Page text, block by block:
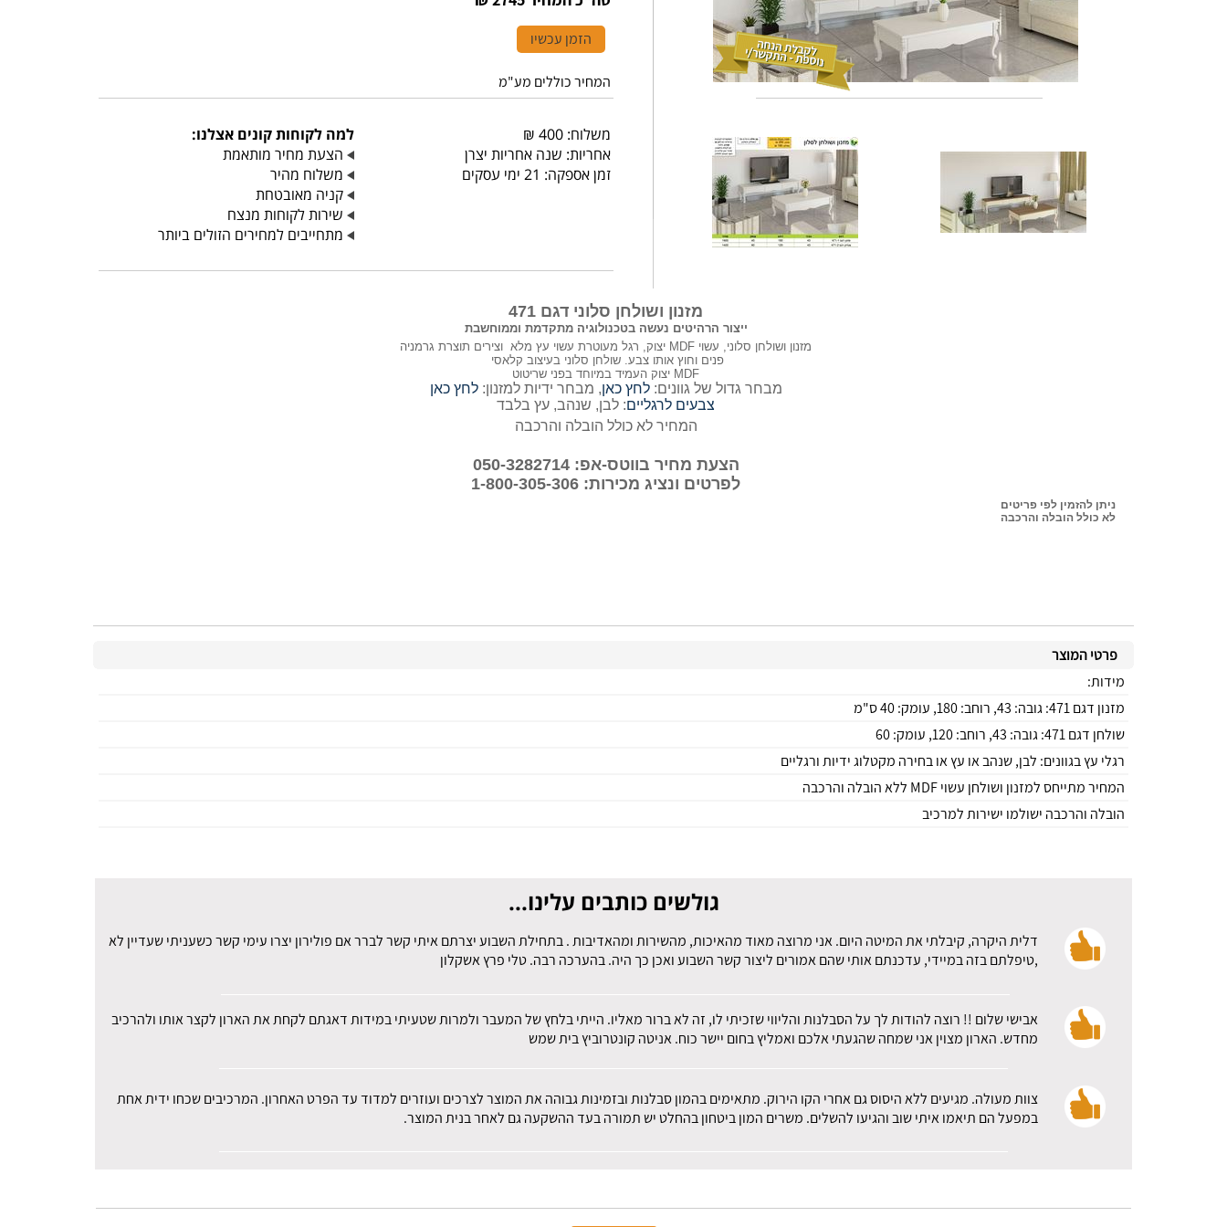
הזמן עכשיו
המחיר כוללים מע"מ
משלוח: 400 ₪
אחריות: שנה אחריות יצרן
זמן אספקה: 21 ימי עסקים
למה לקוחות קונים אצלנו:
הצעת מחיר מותאמת
משלוח מהיר
קניה מאובטחת
שירות לקוחות מנצח
מתחייבים למחירים הזולים ביותר
מזנון ושולחן סלוני דגם 471
ייצור הרהיטים נעשה בטכנולוגיה מתקדמת וממוחשבת
מזנון ושולחן סלוני, עשוי MDF יצוק, רגל מעוטרת עשוי עץ מלא וצירים תוצרת גרמניה
פנים וחוץ אותו צבע. שולחן סלוני בעיצוב קלאסי
MDF יצוק העמיד במיוחד בפני שריטוט
מבחר גדול של גוונים:לחץ כאן, מבחר ידיות למזנון:לחץ כאן
צבעים לרגליים: לבן, שנהב, עץ בלבד
המחיר לא כולל הובלה והרכבה
הצעת מחיר בווטס-אפ: 050-3282714
לפרטים ונציג מכירות: 1-800-305-306
ניתן להזמין לפי פריטים
לא כולל הובלה והרכבה
פרטי המוצר
מידות:
מזנון דגם 471: גובה: 43, רוחב: 180, עומק: 40 ס"מ
שולחן דגם 471: גובה: 43, רוחב: 120, עומק: 60
רגלי עץ בגוונים: לבן, שנהב או עץ או בחירה מקטלוג ידיות ורגליים
המחיר מתייחס למזנון ושולחן עשוי MDF ללא הובלה והרכבה
הובלה והרכבה ישולמו ישירות למרכיב
גולשים כותבים עלינו...
דלית היקרה, קיבלתי את המיטה היום. אני מרוצה מאוד מהאיכות, מהשירות ומהאדיבות . בתחילת השבוע יצרתם איתי קשר לברר אם פולירון יצרו עימי קשר כשעניתי שעדיין לא
,טיפלתם בזה במיידי, עדכנתם אותי שהם אמורים ליצור קשר השבוע ואכן כך היה. בהערכה רבה. טלי פרץ אשקלון
אבישי שלום !! רוצה להודות לך על הסבלנות והליווי שזכיתי לו, זה לא ברור מאליו. הייתי בלחץ של המעבר ולמרות שטעיתי במידות דאגתם לקחת את הארון לקצר אותו ולהרכיב
מחדש. הארון מצוין אני שמחה שהגעתי אלכם ואמליץ בחום יישר כוח. אניטה קונטרוביץ בית שמש
צוות מעולה. מגיעים ללא היסוס גם אחרי הקו הירוק. מתאימים בהמון סבלנות ובזמינות גבוהה את המוצר לצרכים ועוזרים למדוד עד הפרט האחרון. המרכיבים שכחו ידית אחת
במפעל הם תיאמו איתי שוב והגיעו להשלים. משרים המון ביטחון בהחלט יש תמורה בעד ההשקעה גם לאחר בנית המוצר.